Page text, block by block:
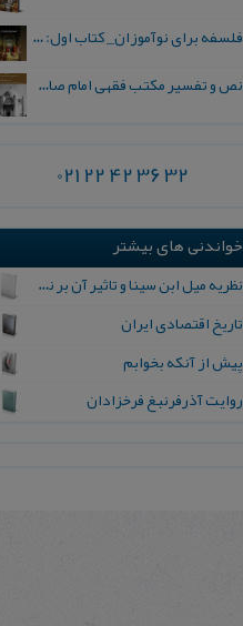
فلسفه برای نوآموزان_ کتاب اول: تردید در باورهای رایج
نص و تفسیر مکتب فقهی امام صادق علیه السلام
021 22 42 36 32
خواندنی های بیشتر
نظریه میل ابن سینا و تاثیر آن بر نظریه ایمپتوس جان بوریدان
تاریخ اقتصادی ایران
پیش از آنکه بخوابم
روایت آذرفرنبغ فرخزادان